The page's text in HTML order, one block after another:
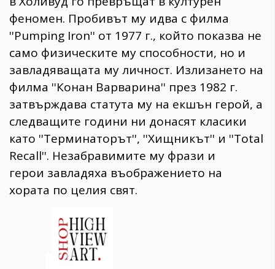
феномен. Пробивът му идва с филма
''Pumping Iron'' от 1977 г., който показва не
само физическите му способности, но и
завладяващата му личност. Излизането на
филма ''Конан Варварина'' през 1982 г.
затвърждава статута му на екшън герой, а
следващите години ни донасят класики
като ''Терминаторът'', ''Хищникът'' и ''Total
Recall''. Незабравимите му фрази и
герои завладяха въображението на
хората по целия свят.